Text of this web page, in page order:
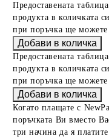
Предоставената
продукта в количката
при поръчка ще можете
Предоставената
продукта в количката
при поръчка ще можете
Когато плащате с
поръчката Ви вместо
три начина да я